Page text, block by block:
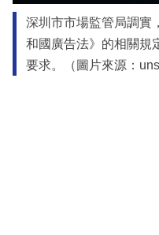
深圳市市場監管局調實
和國廣告法》的相關規
要求。（圖片來源：